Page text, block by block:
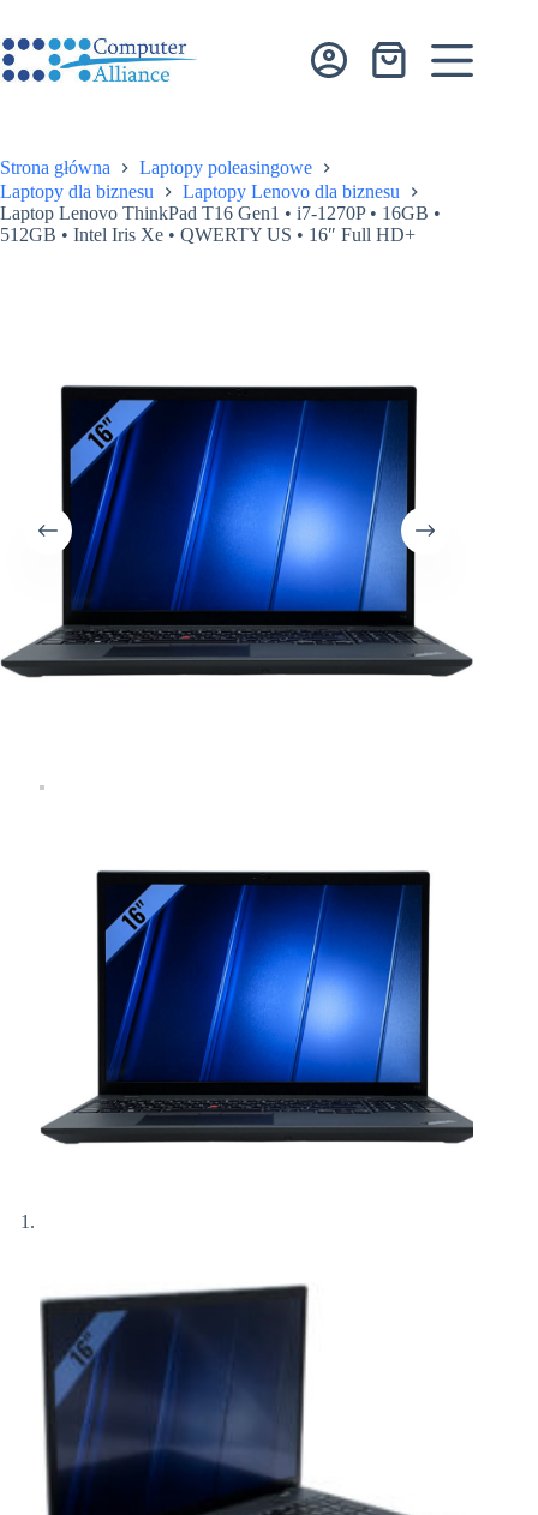
treści
Koszyk
Strona główna
Laptopy poleasingowe
Laptopy dla biznesu
Laptopy Lenovo dla biznesu
Laptop Lenovo ThinkPad T16 Gen1 • i7-1270P • 16GB •
512GB • Intel Iris Xe • QWERTY US • 16″ Full HD+